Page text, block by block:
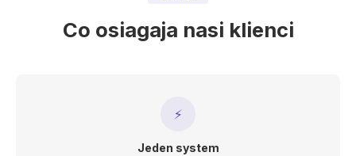
Co osiagaja nasi klienci
⚡
Jeden system